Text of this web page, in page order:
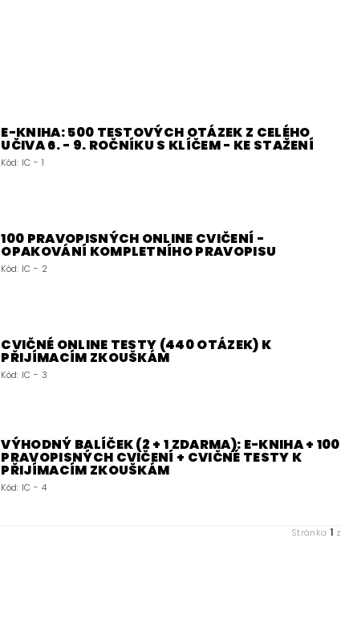
E-KNIHA: 500 TESTOVÝCH OTÁZEK Z CELÉHO
UČIVA 6. - 9. ROČNÍKU S KLÍČEM - KE STAŽENÍ
Kód: IC - 1
100 PRAVOPISNÝCH ONLINE CVIČENÍ -
OPAKOVÁNÍ KOMPLETNÍHO PRAVOPISU
Kód: IC - 2
CVIČNÉ ONLINE TESTY (440 OTÁZEK) K
PŘIJÍMACÍM ZKOUŠKÁM
Kód: IC - 3
VÝHODNÝ BALÍČEK (2 + 1 ZDARMA): E-KNIHA + 100
PRAVOPISNÝCH CVIČENÍ + CVIČNÉ TESTY K
PŘIJÍMACÍM ZKOUŠKÁM
Kód: IC - 4
Stránka 1 z